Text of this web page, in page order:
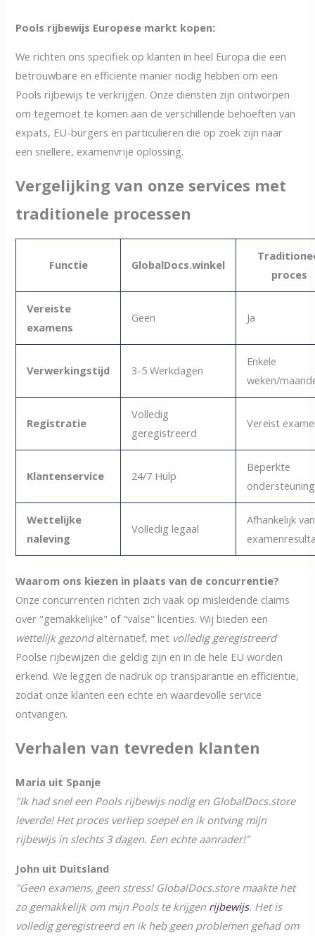
Pools rijbewijs Europese markt kopen:
We richten ons specifiek op klanten in heel Europa die een
betrouwbare en efficiënte manier nodig hebben om een
Pools rijbewijs te verkrijgen. Onze diensten zijn ontworpen
om tegemoet te komen aan de verschillende behoeften van
expats, EU-burgers en particulieren die op zoek zijn naar
een snellere, examenvrije oplossing.
Vergelijking van onze services met
traditionele processen
Functie GlobalDocs.winkel
proces
Vereiste
examens
Geen Ja
Verwerkingstijd 3-5 Werkdagen
Enkele
weken/
Registratie
Volledig
geregistreerd
Vereist
Klantenservice 24/7 Hulp
Beperkte
ondersteuning
Wettelijke
naleving
Volledig legaal
Afhankelijk van
Waarom ons kiezen in plaats van de concurrentie?
Onze concurrenten richten zich vaak op misleidende claims
over "gemakkelijke" of "valse" licenties. Wij bieden een
wettelijk gezondalternatief, met volledig geregistreerd
Poolse rijbewijzen die geldig zijn en in de hele EU worden
erkend. We leggen de nadruk op transparantie en efficiëntie,
zodat onze klanten een echte en waardevolle service
ontvangen.
Verhalen van tevreden klanten
Maria uit Spanje
"Ik had snel een Pools rijbewijs nodig en GlobalDocs.store
leverde! Het proces verliep soepel en ik ontving mijn
rijbewijs in slechts 3 dagen. Een echte aanrader!"
John uit Duitsland
"Geen examens, geen stress! GlobalDocs.store maakte het
zo gemakkelijk om mijn Pools te krijgen rijbewijs. Het is
volledig geregistreerd en ik heb geen problemen gehad om